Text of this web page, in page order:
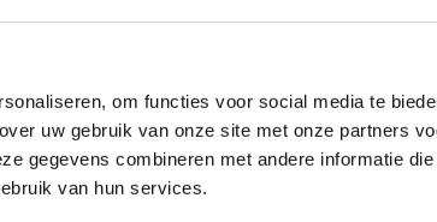
om functies voor social media te
uw gebruik van onze site met onze partners
gegevens combineren met andere informatie
van hun services.